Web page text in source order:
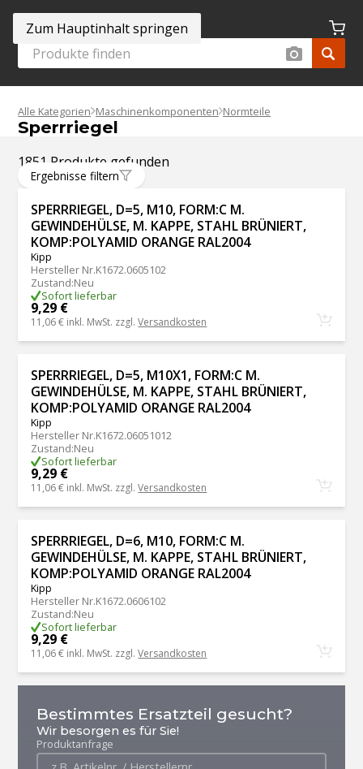
Zum Hauptinhalt springen
Alle Kategorien Maschinenkomponenten Normteile
Sperrriegel
1851 Produkte gefunden
Ergebnisse filtern
SPERRRIEGEL, D=5, M10, FORM:C M.
GEWINDEHÜLSE, M. KAPPE, STAHL BRÜNIERT,
KOMP:POLYAMID ORANGE RAL2004
Kipp
Hersteller Nr.K1672.0605102
Zustand:Neu
Sofort lieferbar
9,29 €
11,06 € inkl. MwSt. zzgl.Versandkosten
SPERRRIEGEL, D=5, M10X1, FORM:C M.
GEWINDEHÜLSE, M. KAPPE, STAHL BRÜNIERT,
KOMP:POLYAMID ORANGE RAL2004
Kipp
Hersteller Nr.K1672.06051012
Zustand:Neu
Sofort lieferbar
9,29 €
11,06 € inkl. MwSt. zzgl.Versandkosten
SPERRRIEGEL, D=6, M10, FORM:C M.
GEWINDEHÜLSE, M. KAPPE, STAHL BRÜNIERT,
KOMP:POLYAMID ORANGE RAL2004
Kipp
Hersteller Nr.K1672.0606102
Zustand:Neu
Sofort lieferbar
9,29 €
11,06 € inkl. MwSt. zzgl.Versandkosten
Bestimmtes Ersatzteil gesucht?
Wir besorgen es für Sie!
Produktanfrage